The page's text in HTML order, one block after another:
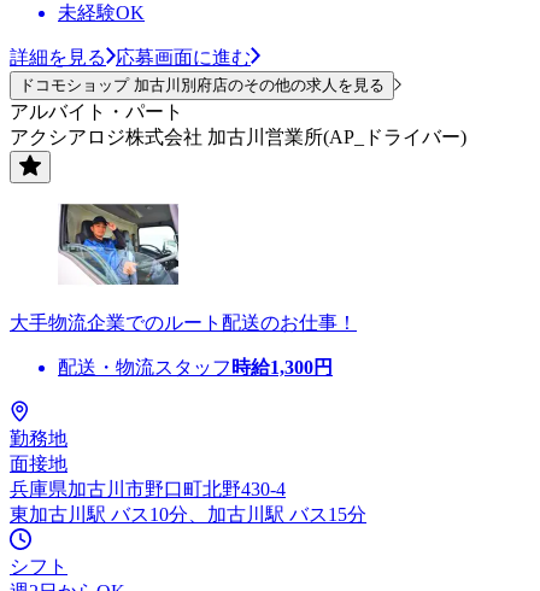
未経験OK
詳細を見る 応募画面に進む
ドコモショップ 加古川別府店のその他の求人を見る
アルバイト・パート
アクシアロジ株式会社 加古川営業所(AP_ドライバー)
大手物流企業でのルート配送のお仕事！
配送・物流スタッフ 時給1,300円
勤務地
面接地
兵庫県加古川市野口町北野430-4
東加古川駅 バス10分、加古川駅 バス15分
シフト